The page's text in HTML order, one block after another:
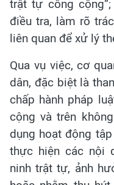
trật tự công
điều tra, làm rõ
liên quan để xử lý
Qua vụ việc, cơ
dân, đặc biệt là
chấp hành pháp
cộng và trên
dụng hoạt động
thực hiện các nội
ninh trật tự, ảnh